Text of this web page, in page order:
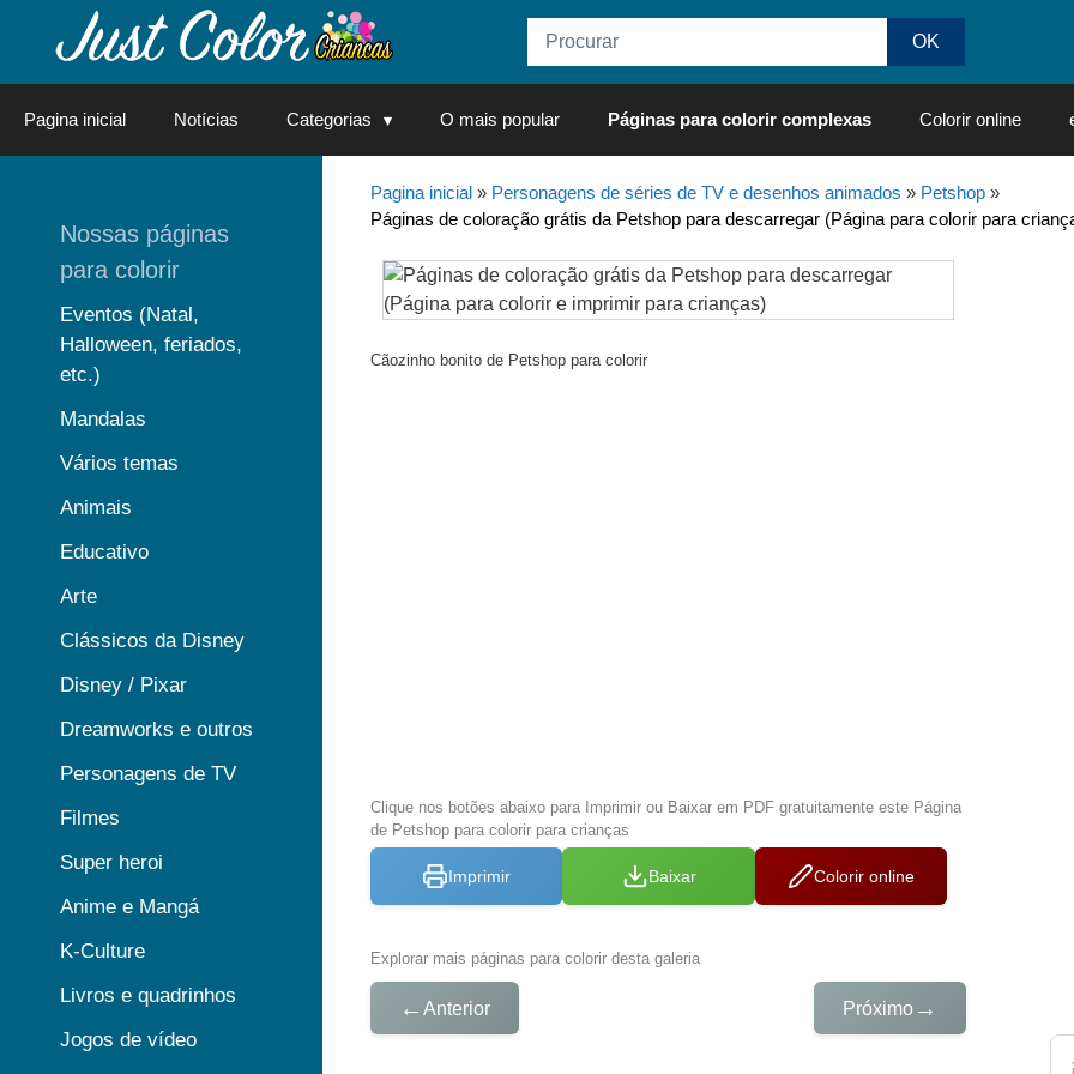
Pagina inicial Notícias Categorias O mais popular Páginas para colorir complexas Colorir online
Pagina inicial» Personagens de séries de TV e desenhos animados » Petshop»
Páginas de coloração grátis da Petshop para descarregar (Página para colorir para
Cãozinho bonito de Petshop para colorir
Clique nos botões abaixo para Imprimir ou Baixar em PDF gratuitamente este Página
de Petshop para colorir para crianças
Imprimir Baixar Colorir online
Explorar mais páginas para colorir desta galeria
← Anterior Próximo →
Nossas páginas
para colorir
Eventos (Natal,
Halloween, feriados,
etc.)
Mandalas
Vários temas
Animais
Educativo
Arte
Clássicos da Disney
Disney / Pixar
Dreamworks e outros
Personagens de TV
Filmes
Super heroi
Anime e Mangá
K-Culture
Livros e quadrinhos
Jogos de vídeo